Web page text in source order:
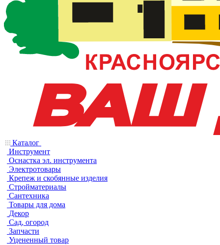
Каталог
Инструмент
Оснастка эл. инструмента
Электротовары
Крепеж и скобянные изделия
Стройматериалы
Сантехника
Товары для дома
Декор
Сад, огород
Запчасти
Уцененный товар